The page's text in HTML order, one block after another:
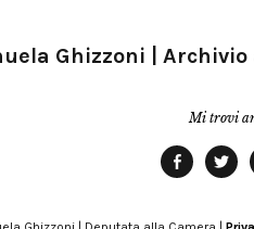
Ghizzoni |
Mi trovi